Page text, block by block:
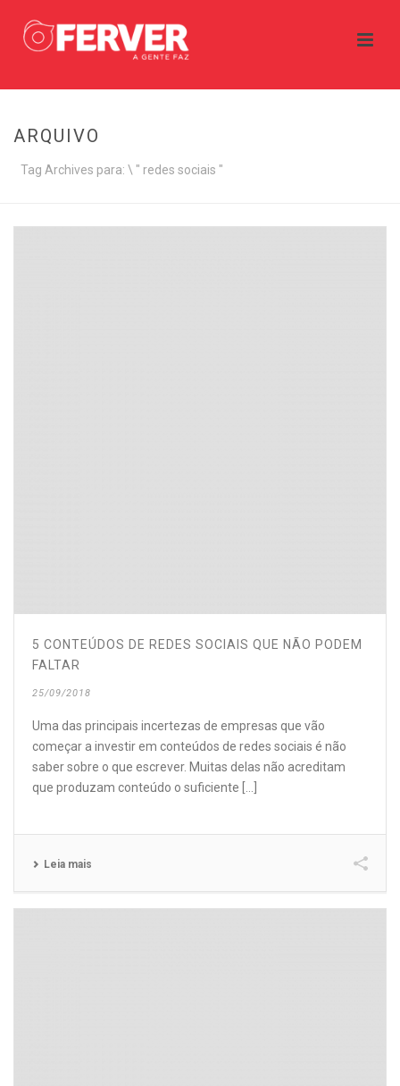
ARQUIVO
Tag Archives para: \ " redes sociais "
5 CONTEÚDOS DE REDES SOCIAIS QUE NÃO PODEM
FALTAR
25/09/2018
Uma das principais incertezas de empresas que vão
começar a investir em conteúdos de redes sociais é não
saber sobre o que escrever. Muitas delas não acreditam
que produzam conteúdo o suficiente [...]
Leia mais